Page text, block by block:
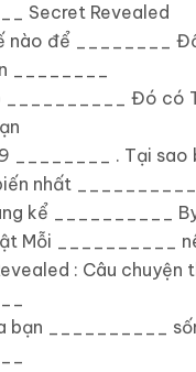
Secret Revealed
nào để ________
________
__________ Đó có
________ . Tại sao
nhất
kể __________
Mỗi __________
: Câu chuyện
bạn __________